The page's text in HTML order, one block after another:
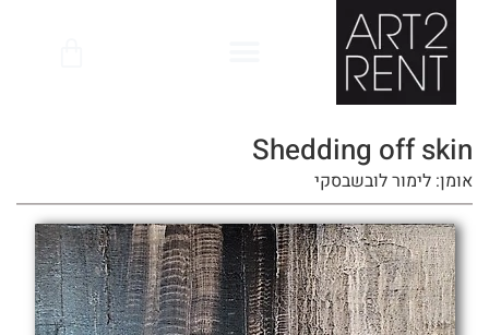
Shedding off skin
אומן: לימור לובשבסקי